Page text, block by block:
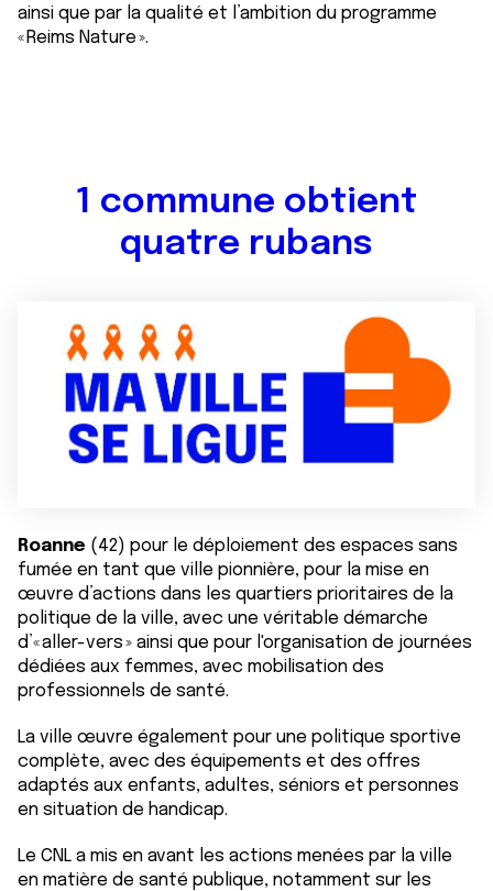
ainsi que par la qualité et l’ambition du programme
« Reims Nature ».
1 commune obtient
quatre rubans
Roanne (42) pour le déploiement des espaces sans
fumée en tant que ville pionnière, pour la mise en
œuvre d’actions dans les quartiers prioritaires de la
politique de la ville, avec une véritable démarche
d’« aller-vers » ainsi que pour l'organisation de journées
dédiées aux femmes, avec mobilisation des
professionnels de santé.
La ville œuvre également pour une politique sportive
complète, avec des équipements et des offres
adaptés aux enfants, adultes, séniors et personnes
en situation de handicap.
Le CNL a mis en avant les actions menées par la ville
en matière de santé publique, notamment sur les